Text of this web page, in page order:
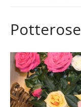
Potterose